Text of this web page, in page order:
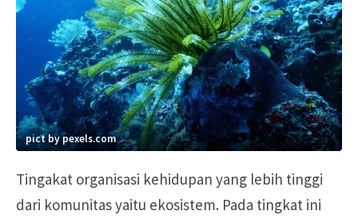
pict by pexels.com
Tingakat organisasi kehidupan yang lebih tinggi
dari komunitas yaitu ekosistem. Pada tingkat ini